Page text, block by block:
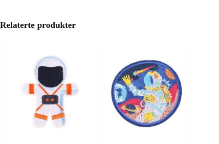
Relaterte produkter